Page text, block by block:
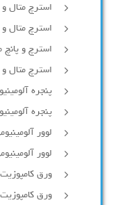
استرچ متال و
استرچ متال
استرچ و
استرچ متال
پنجره
پنجره
لوور
لوور
ورق
ورق